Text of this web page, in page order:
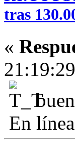
tras
«
En línea